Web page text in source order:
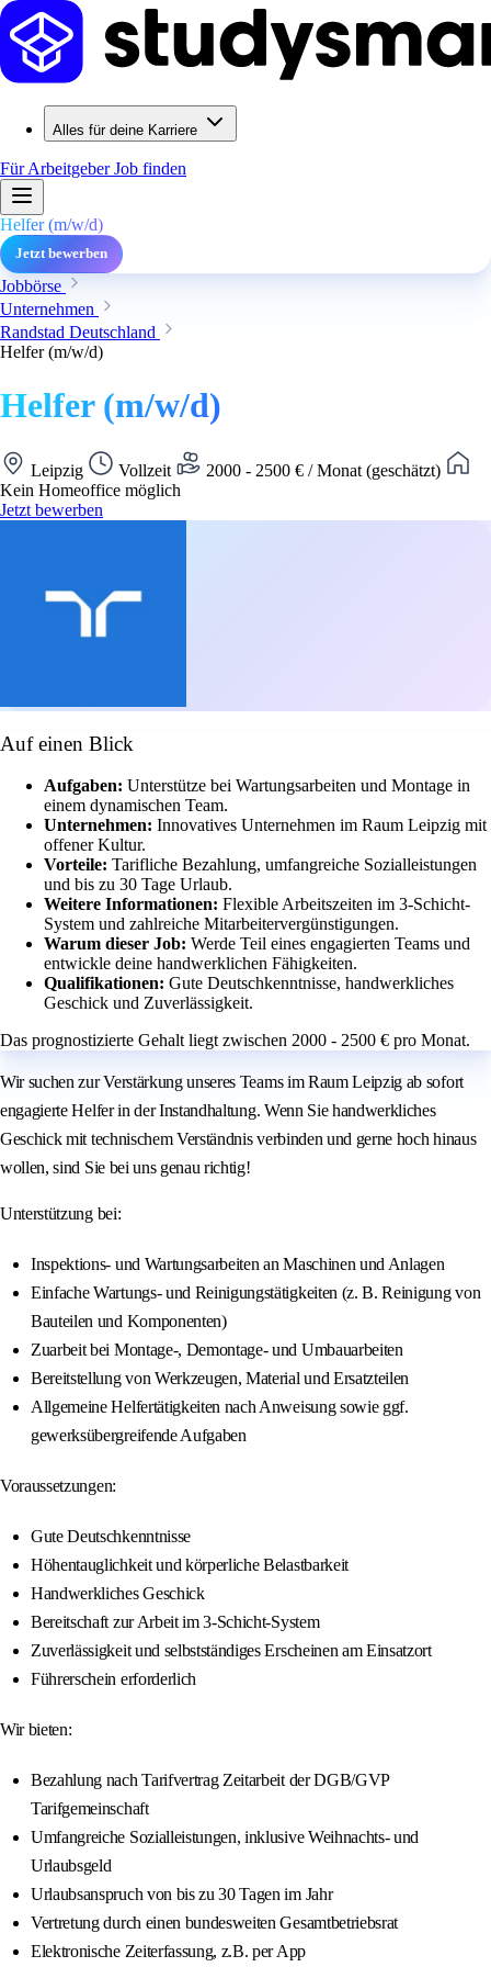
Alles für deine Karriere
Für ArbeitgeberJob finden
Helfer (m/w/d)
Jetzt bewerben
Jobbörse
Unternehmen
Randstad Deutschland
Helfer (m/w/d)
Helfer (m/w/d)
Leipzig Vollzeit
2000 - 2500 € / Monat (geschätzt)
Kein Homeoffice möglich
Jetzt bewerben
Auf einen Blick
Aufgaben: Unterstütze bei Wartungsarbeiten und Montage in
einem dynamischen Team.
Unternehmen: Innovatives Unternehmen im Raum Leipzig mit
offener Kultur.
Vorteile: Tarifliche Bezahlung, umfangreiche Sozialleistungen
und bis zu 30 Tage Urlaub.
Weitere Informationen: Flexible Arbeitszeiten im 3-Schicht-
System und zahlreiche Mitarbeitervergünstigungen.
Warum dieser Job: Werde Teil eines engagierten Teams und
entwickle deine handwerklichen Fähigkeiten.
Qualifikationen: Gute Deutschkenntnisse, handwerkliches
Geschick und Zuverlässigkeit.
Das prognostizierte Gehalt liegt zwischen 2000 - 2500 € pro Monat.
Wir suchen zur Verstärkung unseres Teams im Raum Leipzig ab sofort
engagierte Helfer in der Instandhaltung. Wenn Sie handwerkliches
Geschick mit technischem Verständnis verbinden und gerne hoch hinaus
wollen, sind Sie bei uns genau richtig!
Unterstützung bei:
Inspektions- und Wartungsarbeiten an Maschinen und Anlagen
Einfache Wartungs- und Reinigungstätigkeiten (z. B. Reinigung von
Bauteilen und Komponenten)
Zuarbeit bei Montage-, Demontage- und Umbauarbeiten
Bereitstellung von Werkzeugen, Material und Ersatzteilen
Allgemeine Helfertätigkeiten nach Anweisung sowie ggf.
gewerksübergreifende Aufgaben
Voraussetzungen:
Gute Deutschkenntnisse
Höhentauglichkeit und körperliche Belastbarkeit
Handwerkliches Geschick
Bereitschaft zur Arbeit im 3-Schicht-System
Zuverlässigkeit und selbstständiges Erscheinen am Einsatzort
Führerschein erforderlich
Wir bieten:
Bezahlung nach Tarifvertrag Zeitarbeit der DGB/GVP
Tarifgemeinschaft
Umfangreiche Sozialleistungen, inklusive Weihnachts- und
Urlaubsgeld
Urlaubsanspruch von bis zu 30 Tagen im Jahr
Vertretung durch einen bundesweiten Gesamtbetriebsrat
Elektronische Zeiterfassung, z.B. per App